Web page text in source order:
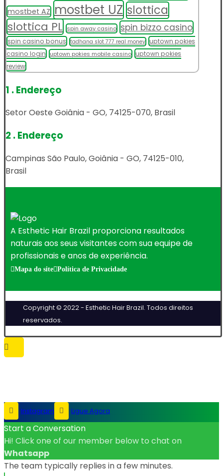
mostbet AZ mostbet UZ slottica
slottica PL spin away casino spin bizzo casino
spin casino bonus tadhana slot 777 real money uptown pokies
casino login
uptown pokies mobile casino uptown pokies
review
1 . Endereço
Setor Oeste Goiânia - GO, 74125-070, Brasil
2 . Endereço
Campinas São Paulo, Goiânia - GO, 74125-010,
Brasil
A Esthetic Hair Brazil proporciona resultados
naturais aos seus visitantes com sua equipe de
profissionais e anos de experiência.
Mapa do site Política de Privacidade
Copyright © 2022 - Esthetic Hair Brazil. Todos direitos
reservados.
Instagram Ligue Agora
Start a Conversation
Hi! Click one of our member below to chat on
Whatsapp
The team typically replies in a few minutes.